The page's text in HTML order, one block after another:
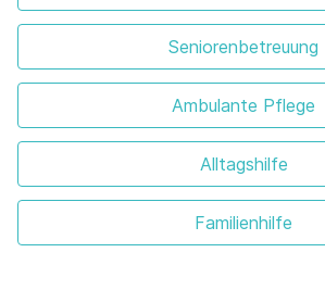
Seniorenbetreuung
Ambulante Pflege
Alltagshilfe
Familienhilfe